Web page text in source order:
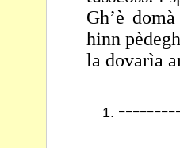
Gh’è
hinn
la dovarìa